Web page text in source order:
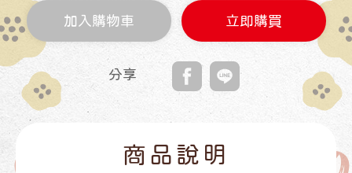
加入購物車 立即購買
分享
商品說明